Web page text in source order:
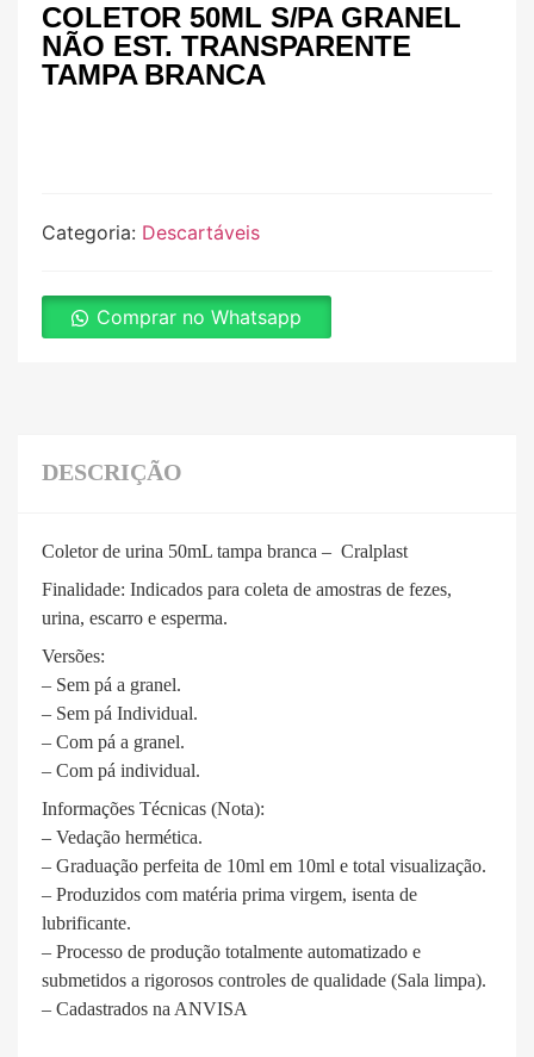
COLETOR 50ML S/PA GRANEL
NÃO EST. TRANSPARENTE
TAMPA BRANCA
Categoria: Descartáveis
Comprar no Whatsapp
DESCRIÇÃO
Coletor de urina 50mL tampa branca – Cralplast
Finalidade: Indicados para coleta de amostras de fezes,
urina, escarro e esperma.
Versões:
– Sem pá a granel.
– Sem pá Individual.
– Com pá a granel.
– Com pá individual.
Informações Técnicas (Nota):
– Vedação hermética.
– Graduação perfeita de 10ml em 10ml e total visualização.
– Produzidos com matéria prima virgem, isenta de
lubrificante.
– Processo de produção totalmente automatizado e
submetidos a rigorosos controles de qualidade (Sala limpa).
– Cadastrados na ANVISA